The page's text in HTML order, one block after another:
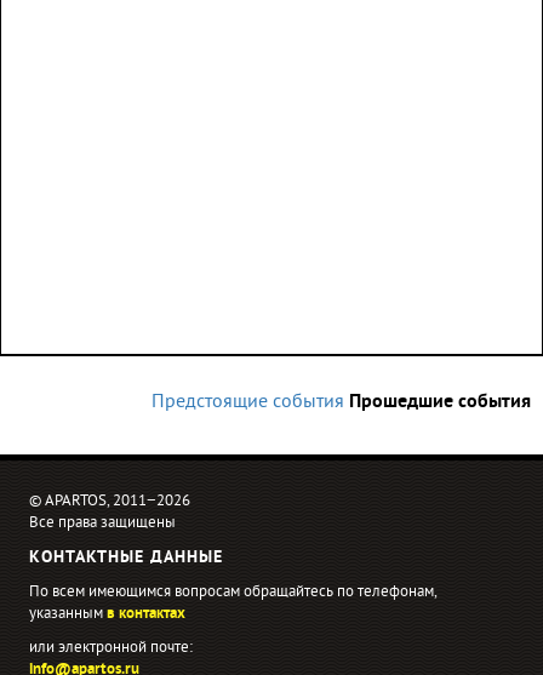
Предстоящие события Прошедшие события
© APARTOS, 2011−2026
Все права защищены
КОНТАКТНЫЕ ДАННЫЕ
По всем имеющимся вопросам обращайтесь по телефонам,
указаннымв контактах
или электронной почте:
info@apartos.ru